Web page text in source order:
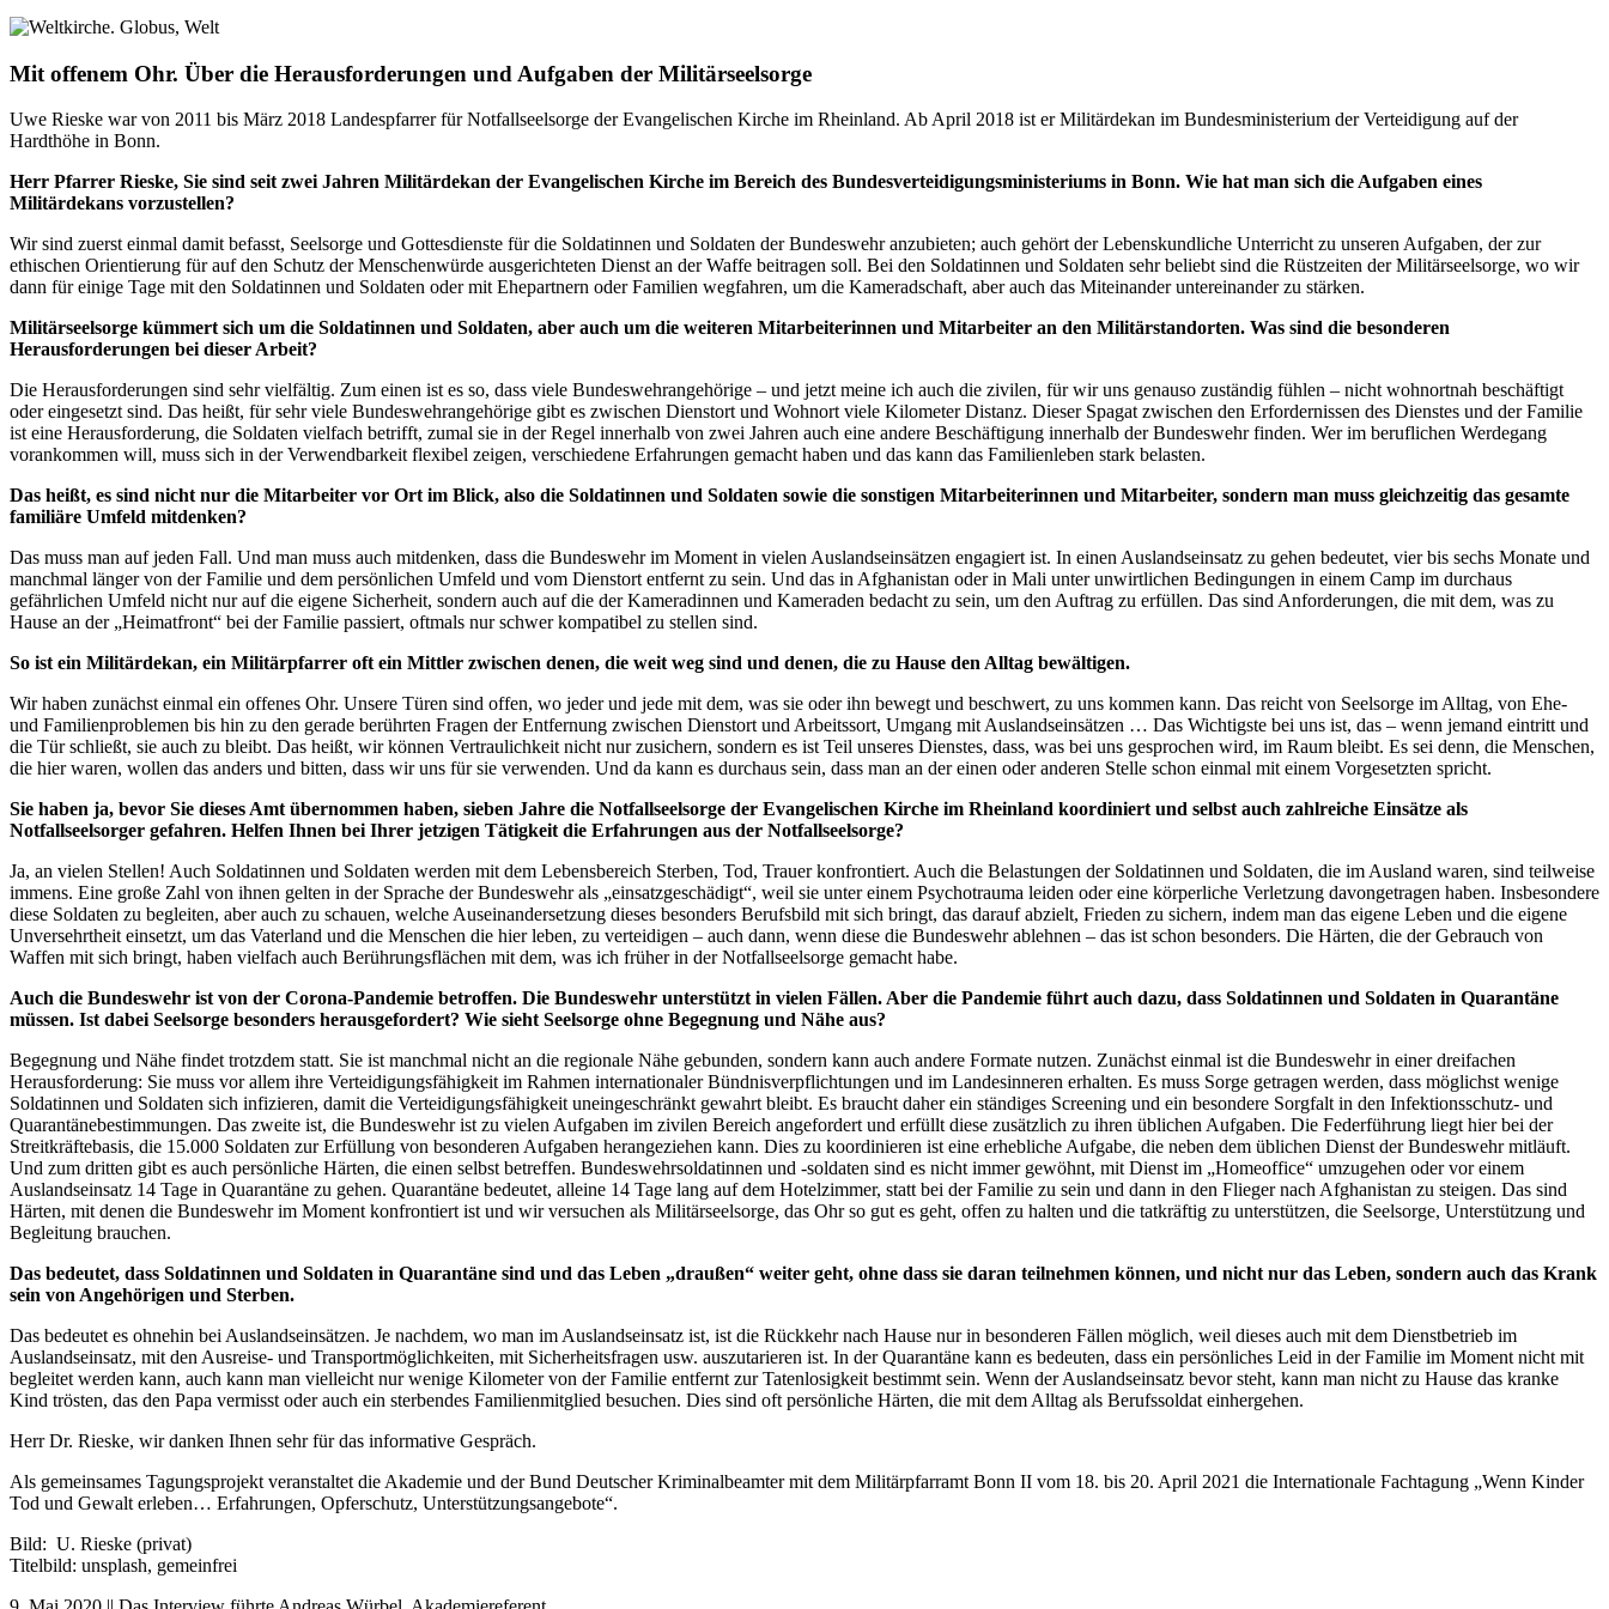
Mit offenem Ohr. Über die Herausforderungen und Aufgaben der Militärseelsorge
Uwe Rieske war von 2011 bis März 2018 Landespfarrer für Notfallseelsorge der Evangelischen Kirche im Rheinland. Ab April 2018 ist er Militärdekan im Bundesministerium der Verteidigung auf der
Hardthöhe in Bonn.
Herr Pfarrer Rieske, Sie sind seit zwei Jahren Militärdekan der Evangelischen Kirche im Bereich des Bundesverteidigungsministeriums in Bonn. Wie hat man sich die Aufgaben eines
Militärdekans vorzustellen?
Wir sind zuerst einmal damit befasst, Seelsorge und Gottesdienste für die Soldatinnen und Soldaten der Bundeswehr anzubieten; auch gehört der Lebenskundliche Unterricht zu unseren Aufgaben, der zur
ethischen Orientierung für auf den Schutz der Menschenwürde ausgerichteten Dienst an der Waffe beitragen soll. Bei den Soldatinnen und Soldaten sehr beliebt sind die Rüstzeiten der Militärseelsorge, wo wir
dann für einige Tage mit den Soldatinnen und Soldaten oder mit Ehepartnern oder Familien wegfahren, um die Kameradschaft, aber auch das Miteinander untereinander zu stärken.
Militärseelsorge kümmert sich um die Soldatinnen und Soldaten, aber auch um die weiteren Mitarbeiterinnen und Mitarbeiter an den Militärstandorten. Was sind die besonderen
Herausforderungen bei dieser Arbeit?
Die Herausforderungen sind sehr vielfältig. Zum einen ist es so, dass viele Bundeswehrangehörige – und jetzt meine ich auch die zivilen, für wir uns genauso zuständig fühlen – nicht wohnortnah beschäftigt
oder eingesetzt sind. Das heißt, für sehr viele Bundeswehrangehörige gibt es zwischen Dienstort und Wohnort viele Kilometer Distanz. Dieser Spagat zwischen den Erfordernissen des Dienstes und der Familie
ist eine Herausforderung, die Soldaten vielfach betrifft, zumal sie in der Regel innerhalb von zwei Jahren auch eine andere Beschäftigung innerhalb der Bundeswehr finden. Wer im beruflichen Werdegang
vorankommen will, muss sich in der Verwendbarkeit flexibel zeigen, verschiedene Erfahrungen gemacht haben und das kann das Familienleben stark belasten.
Das heißt, es sind nicht nur die Mitarbeiter vor Ort im Blick, also die Soldatinnen und Soldaten sowie die sonstigen Mitarbeiterinnen und Mitarbeiter, sondern man muss gleichzeitig das gesamte
familiäre Umfeld mitdenken?
Das muss man auf jeden Fall. Und man muss auch mitdenken, dass die Bundeswehr im Moment in vielen Auslandseinsätzen engagiert ist. In einen Auslandseinsatz zu gehen bedeutet, vier bis sechs Monate und
manchmal länger von der Familie und dem persönlichen Umfeld und vom Dienstort entfernt zu sein. Und das in Afghanistan oder in Mali unter unwirtlichen Bedingungen in einem Camp im durchaus
gefährlichen Umfeld nicht nur auf die eigene Sicherheit, sondern auch auf die der Kameradinnen und Kameraden bedacht zu sein, um den Auftrag zu erfüllen. Das sind Anforderungen, die mit dem, was zu
Hause an der „Heimatfront“ bei der Familie passiert, oftmals nur schwer kompatibel zu stellen sind.
So ist ein Militärdekan, ein Militärpfarrer oft ein Mittler zwischen denen, die weit weg sind und denen, die zu Hause den Alltag bewältigen.
Wir haben zunächst einmal ein offenes Ohr. Unsere Türen sind offen, wo jeder und jede mit dem, was sie oder ihn bewegt und beschwert, zu uns kommen kann. Das reicht von Seelsorge im Alltag, von Ehe-
und Familienproblemen bis hin zu den gerade berührten Fragen der Entfernung zwischen Dienstort und Arbeitssort, Umgang mit Auslandseinsätzen … Das Wichtigste bei uns ist, das – wenn jemand eintritt und
die Tür schließt, sie auch zu bleibt. Das heißt, wir können Vertraulichkeit nicht nur zusichern, sondern es ist Teil unseres Dienstes, dass, was bei uns gesprochen wird, im Raum bleibt. Es sei denn, die Menschen,
die hier waren, wollen das anders und bitten, dass wir uns für sie verwenden. Und da kann es durchaus sein, dass man an der einen oder anderen Stelle schon einmal mit einem Vorgesetzten spricht.
Sie haben ja, bevor Sie dieses Amt übernommen haben, sieben Jahre die Notfallseelsorge der Evangelischen Kirche im Rheinland koordiniert und selbst auch zahlreiche Einsätze als
Notfallseelsorger gefahren. Helfen Ihnen bei Ihrer jetzigen Tätigkeit die Erfahrungen aus der Notfallseelsorge?
Ja, an vielen Stellen! Auch Soldatinnen und Soldaten werden mit dem Lebensbereich Sterben, Tod, Trauer konfrontiert. Auch die Belastungen der Soldatinnen und Soldaten, die im Ausland waren, sind teilweise
immens. Eine große Zahl von ihnen gelten in der Sprache der Bundeswehr als „einsatzgeschädigt“, weil sie unter einem Psychotrauma leiden oder eine körperliche Verletzung davongetragen haben. Insbesondere
diese Soldaten zu begleiten, aber auch zu schauen, welche Auseinandersetzung dieses besonders Berufsbild mit sich bringt, das darauf abzielt, Frieden zu sichern, indem man das eigene Leben und die eigene
Unversehrtheit einsetzt, um das Vaterland und die Menschen die hier leben, zu verteidigen – auch dann, wenn diese die Bundeswehr ablehnen – das ist schon besonders. Die Härten, die der Gebrauch von
Waffen mit sich bringt, haben vielfach auch Berührungsflächen mit dem, was ich früher in der Notfallseelsorge gemacht habe.
Auch die Bundeswehr ist von der Corona-Pandemie betroffen. Die Bundeswehr unterstützt in vielen Fällen. Aber die Pandemie führt auch dazu, dass Soldatinnen und Soldaten in Quarantäne
müssen. Ist dabei Seelsorge besonders herausgefordert? Wie sieht Seelsorge ohne Begegnung und Nähe aus?
Begegnung und Nähe findet trotzdem statt. Sie ist manchmal nicht an die regionale Nähe gebunden, sondern kann auch andere Formate nutzen. Zunächst einmal ist die Bundeswehr in einer dreifachen
Herausforderung: Sie muss vor allem ihre Verteidigungsfähigkeit im Rahmen internationaler Bündnisverpflichtungen und im Landesinneren erhalten. Es muss Sorge getragen werden, dass möglichst wenige
Soldatinnen und Soldaten sich infizieren, damit die Verteidigungsfähigkeit uneingeschränkt gewahrt bleibt. Es braucht daher ein ständiges Screening und ein besondere Sorgfalt in den Infektionsschutz- und
Quarantänebestimmungen. Das zweite ist, die Bundeswehr ist zu vielen Aufgaben im zivilen Bereich angefordert und erfüllt diese zusätzlich zu ihren üblichen Aufgaben. Die Federführung liegt hier bei der
Streitkräftebasis, die 15.000 Soldaten zur Erfüllung von besonderen Aufgaben herangeziehen kann. Dies zu koordinieren ist eine erhebliche Aufgabe, die neben dem üblichen Dienst der Bundeswehr mitläuft.
Und zum dritten gibt es auch persönliche Härten, die einen selbst betreffen. Bundeswehrsoldatinnen und -soldaten sind es nicht immer gewöhnt, mit Dienst im „Homeoffice“ umzugehen oder vor einem
Auslandseinsatz 14 Tage in Quarantäne zu gehen. Quarantäne bedeutet, alleine 14 Tage lang auf dem Hotelzimmer, statt bei der Familie zu sein und dann in den Flieger nach Afghanistan zu steigen. Das sind
Härten, mit denen die Bundeswehr im Moment konfrontiert ist und wir versuchen als Militärseelsorge, das Ohr so gut es geht, offen zu halten und die tatkräftig zu unterstützen, die Seelsorge, Unterstützung und
Begleitung brauchen.
Das bedeutet, dass Soldatinnen und Soldaten in Quarantäne sind und das Leben „draußen“ weiter geht, ohne dass sie daran teilnehmen können, und nicht nur das Leben, sondern auch das Krank
sein von Angehörigen und Sterben.
Das bedeutet es ohnehin bei Auslandseinsätzen. Je nachdem, wo man im Auslandseinsatz ist, ist die Rückkehr nach Hause nur in besonderen Fällen möglich, weil dieses auch mit dem Dienstbetrieb im
Auslandseinsatz, mit den Ausreise- und Transportmöglichkeiten, mit Sicherheitsfragen usw. auszutarieren ist. In der Quarantäne kann es bedeuten, dass ein persönliches Leid in der Familie im Moment nicht mit
begleitet werden kann, auch kann man vielleicht nur wenige Kilometer von der Familie entfernt zur Tatenlosigkeit bestimmt sein. Wenn der Auslandseinsatz bevor steht, kann man nicht zu Hause das kranke
Kind trösten, das den Papa vermisst oder auch ein sterbendes Familienmitglied besuchen. Dies sind oft persönliche Härten, die mit dem Alltag als Berufssoldat einhergehen.
Herr Dr. Rieske, wir danken Ihnen sehr für das informative Gespräch.
Als gemeinsames Tagungsprojekt veranstaltet die Akademie und der Bund Deutscher Kriminalbeamter mit dem Militärpfarramt Bonn II vom 18. bis 20. April 2021 die Internationale Fachtagung „Wenn Kinder
Tod und Gewalt erleben… Erfahrungen, Opferschutz, Unterstützungsangebote“.
Bild: U. Rieske (privat)
Titelbild: unsplash, gemeinfrei